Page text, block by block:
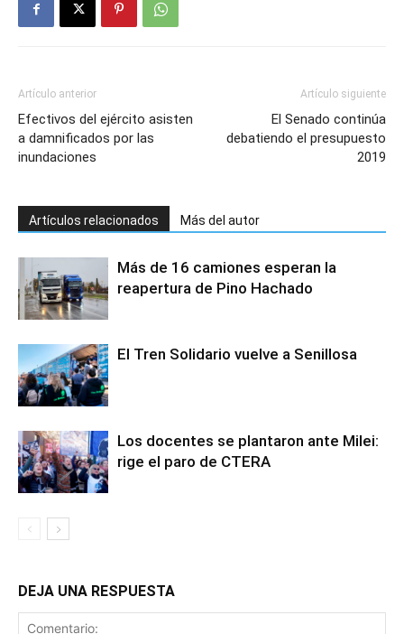
Artículo anterior
Efectivos del ejército asisten
a damnificados por las
inundaciones
Artículo siguiente
El Senado continúa
debatiendo el presupuesto
2019
Artículos relacionados Más del autor
Más de 16 camiones esperan la
reapertura de Pino Hachado
El Tren Solidario vuelve a Senillosa
Los docentes se plantaron ante Milei:
rige el paro de CTERA
DEJA UNA RESPUESTA